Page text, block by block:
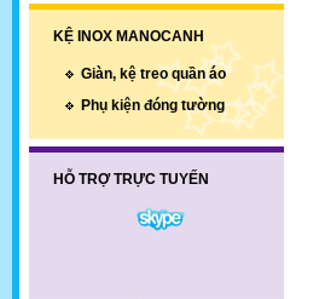
KỆ INOX MANOCANH
Giàn, kệ treo quần áo
Phụ kiện đóng tường
HỖ TRỢ TRỰC TUYẾN